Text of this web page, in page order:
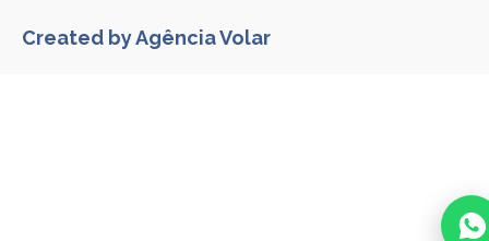
Created by Agência Volar